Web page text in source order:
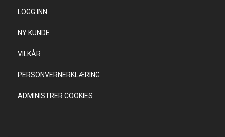
LOGG INN
NY KUNDE
VILKÅR
PERSONVERNERKLÆRING
ADMINISTRER COOKIES